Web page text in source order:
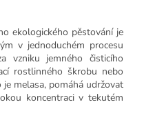
ekologického pěstování je
v jednoduchém procesu
vzniku jemného čisticího
rostlinného škrobu nebo
melasa, pomáhá udržovat
koncentraci v tekutém